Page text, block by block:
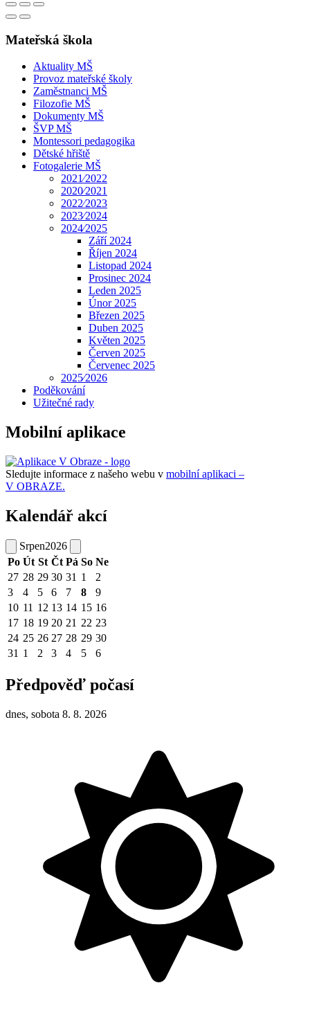
Mateřská škola
Aktuality MŠ
Provoz mateřské školy
Zaměstnanci MŠ
Filozofie MŠ
Dokumenty MŠ
ŠVP MŠ
Montessori pedagogika
Dětské hřiště
Fotogalerie MŠ
2021⁄2022
2020⁄2021
2022⁄2023
2023⁄2024
2024⁄2025
Září 2024
Říjen 2024
Listopad 2024
Prosinec 2024
Leden 2025
Únor 2025
Březen 2025
Duben 2025
Květen 2025
Červen 2025
Červenec 2025
2025⁄2026
Poděkování
Užitečné rady
Mobilní aplikace
Sledujte informace z našeho webu v mobilní aplikaci –
V OBRAZE.
Kalendář akcí
Srpen2026
Po Út St Čt Pá So Ne
27 28 29 30 31 1
2
3
4 5 6 7 8
9
10 11 12 13 14 15 16
17 18 19 20 21 22 23
24 25 26 27 28 29 30
31 1 2 3 4 5 6
Předpověď počasí
dnes, sobota 8. 8. 2026